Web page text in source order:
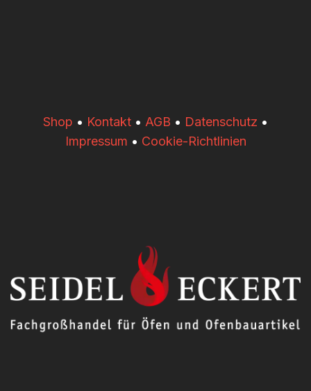
​​Shop • Kontakt • AGB • Datenschutz •
Impressum • Cookie-Richtlinien